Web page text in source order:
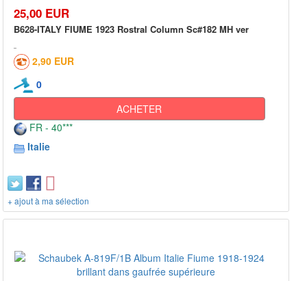
25,00 EUR
B628-ITALY FIUME 1923 Rostral Column Sc#182 MH ver
2,90 EUR
0
ACHETER
FR - 40***
Italie
+ ajout à ma sélection